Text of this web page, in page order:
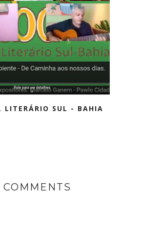
LITERÁRIO SUL - BAHIA
COMMENTS